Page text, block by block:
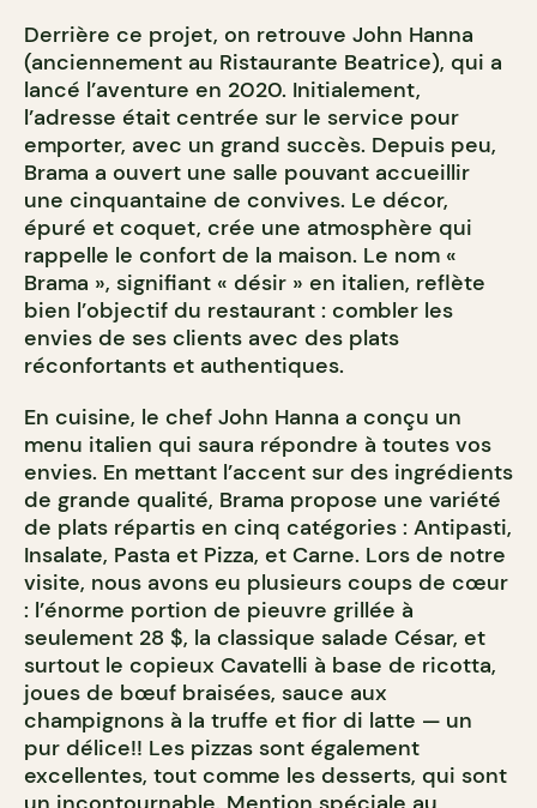
Derrière ce projet, on retrouve John Hanna
(anciennement au Ristaurante Beatrice), qui a
lancé l’aventure en 2020. Initialement,
l’adresse était centrée sur le service pour
emporter, avec un grand succès. Depuis peu,
Brama a ouvert une salle pouvant accueillir
une cinquantaine de convives. Le décor,
épuré et coquet, crée une atmosphère qui
rappelle le confort de la maison. Le nom «
Brama », signifiant « désir » en italien, reflète
bien l’objectif du restaurant : combler les
envies de ses clients avec des plats
réconfortants et authentiques.
En cuisine, le chef John Hanna a conçu un
menu italien qui saura répondre à toutes vos
envies. En mettant l’accent sur des ingrédients
de grande qualité, Brama propose une variété
de plats répartis en cinq catégories : Antipasti,
Insalate, Pasta et Pizza, et Carne. Lors de notre
visite, nous avons eu plusieurs coups de cœur
: l’énorme portion de pieuvre grillée à
seulement 28 $, la classique salade César, et
surtout le copieux Cavatelli à base de ricotta,
joues de bœuf braisées, sauce aux
champignons à la truffe et fior di latte — un
pur délice!! Les pizzas sont également
excellentes, tout comme les desserts, qui sont